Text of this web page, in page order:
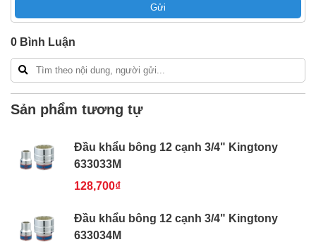
Nếu bạn cần thêm thông tin của
hotline -024.2224.8888 hoặc zalo -
Gửi
0 Bình Luận
Sản phẩm tương tự
Đầu khẩu bông 12 cạnh 3/4" Kingtony
633033M
128,700₫
Đầu khẩu bông 12 cạnh 3/4" Kingtony
633034M